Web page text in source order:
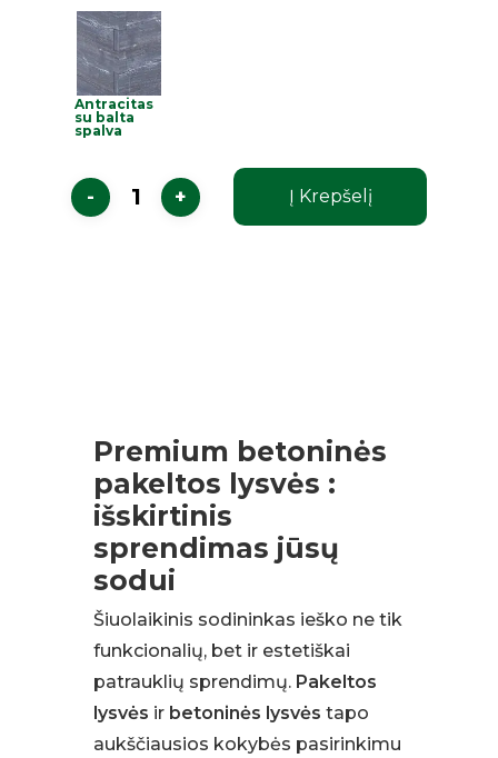
Antracitas
su balta
spalva
Į Krepšelį
Premium betoninės
pakeltos lysvės :
išskirtinis
sprendimas jūsų
sodui
Šiuolaikinis sodininkas ieško ne tik
funkcionalių, bet ir estetiškai
patrauklių sprendimų. Pakeltos
lysvės ir betoninės lysvės tapo
aukščiausios kokybės pasirinkimu